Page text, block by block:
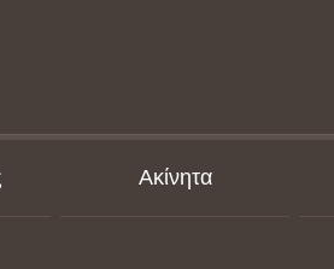
Ακίνητα